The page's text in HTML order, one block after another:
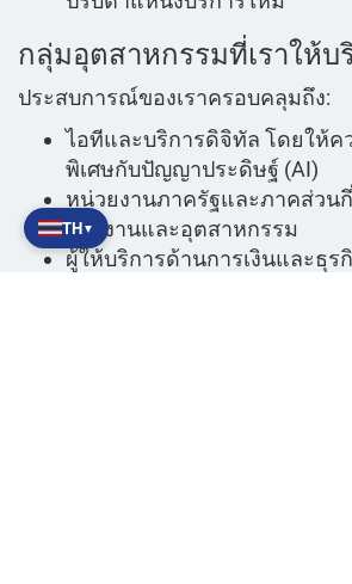
กลุ่มอุตสาหกรรมที่เราให้บ
ประสบการณ์ของเราครอบคลุมถึง:
ไอทีและบริการดิจิทัล โดยให้ค
พิเศษกับปัญญาประดิษฐ์ (AI)
หน่วยงานภาครัฐและภาคส่วน
พลังงานและอุตสาหกรรม
ผู้ให้บริการด้านการเงินและธุร
TH▼